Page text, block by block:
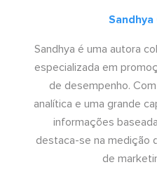
Sandhya
Sandhya é uma autora
especializada em
de desempenho.
analítica e uma grande
informações
destaca-se na medição
de